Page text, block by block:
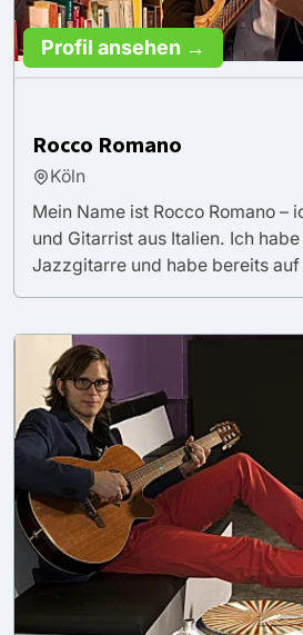
Profil ansehen →
Rocco Romano
Köln
Mein Name ist Rocco Romano –
und Gitarrist aus Italien. Ich
Jazzgitarre und habe bereits